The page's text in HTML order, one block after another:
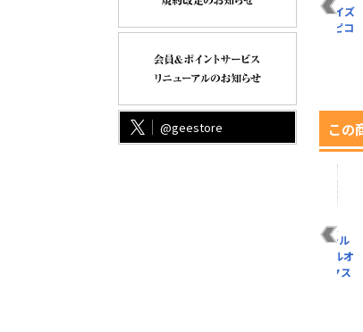
@geestore
用】AZO2 長袖クラ
用】PNS レースシー
¥792（税込）
PIC284【1/12サイズ
ドール用】1/12 ピコ
この
【1/6サイズドール
用】PNM チュールオ
ーバーニーソックス